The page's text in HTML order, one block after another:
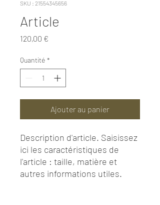
SKU : 21554345656
Article
120,00 €
Quantité *
Ajouter au panier
Description d'article. Saisissez
ici les caractéristiques de
l'article : taille, matière et
autres informations utiles.